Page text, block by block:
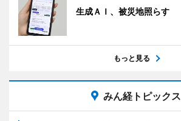
生成ＡＩ、被災地照らす
もっと見る
みん経トピックス